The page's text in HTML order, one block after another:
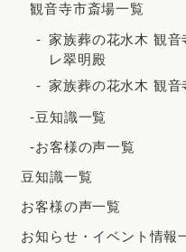
観音寺市斎場一覧
家族葬の花水木 観
レ翠明殿
家族葬の花水木 観
-豆知識一覧
-お客様の声一覧
豆知識一覧
お客様の声一覧
お知らせ・イベント情報